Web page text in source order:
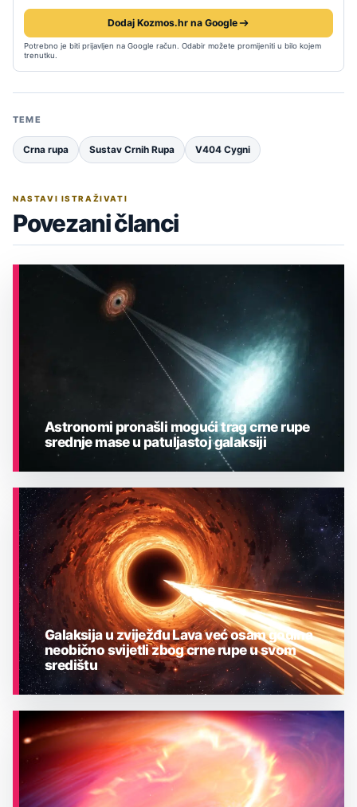
Dodaj Kozmos.hr na Google
Potrebno je biti prijavljen na Google račun. Odabir možete promijeniti u bilo kojem
trenutku.
TEME
Crna rupa Sustav Crnih Rupa V404 Cygni
NASTAVI ISTRAŽIVATI
Povezani članci
ASTRONOMIJA
Astronomi pronašli mogući trag crne rupe
srednje mase u patuljastoj galaksiji
ASTRONOMIJA
Galaksija u zviježđu Lava već osam godina
neobično svijetli zbog crne rupe u svom
središtu